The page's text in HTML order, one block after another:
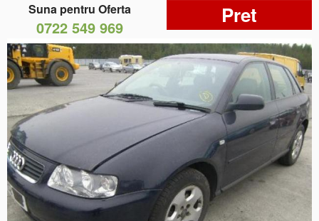
Suna pentru Oferta
0722 549 969 Pret